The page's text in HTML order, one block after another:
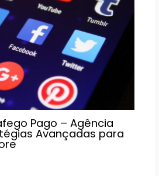
Pago – Agência
Avançadas para